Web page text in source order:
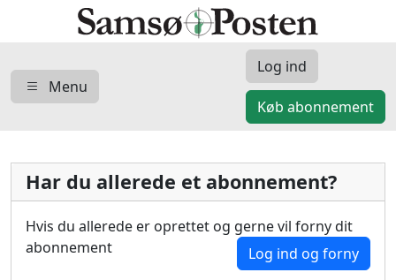
Menu
Log ind
Køb abonnement
Har du allerede et abonnement?
Hvis du allerede er oprettet og gerne vil forny dit
abonnement
Log ind og forny